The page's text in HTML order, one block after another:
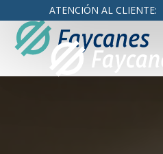
ATENCIÓN AL CLIENTE: